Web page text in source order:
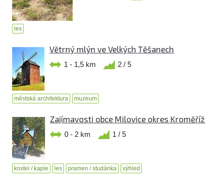
les
Větrný mlýn ve Velkých Těšanech
1 - 1,5 km 2 / 5
městská architektura muzeum
Zajímavosti obce Milovice okres Kroměříž
0 - 2 km 1 / 5
kostel / kaple les pramen / studánka výhled